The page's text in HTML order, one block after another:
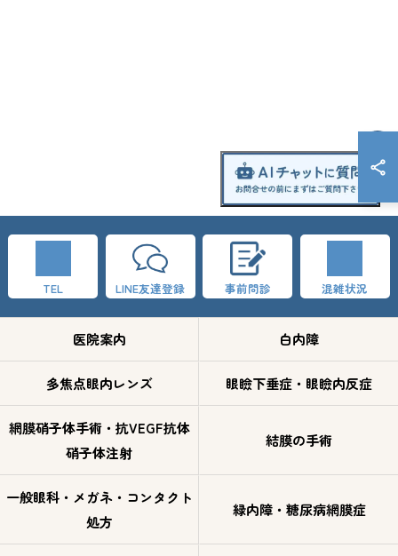
TEL LINE友達登録 事前問診 混雑状況
医院案内 白内障
多焦点眼内レンズ 眼瞼下垂症・眼瞼内反症
網膜硝子体手術・抗VEGF抗体
硝子体注射
結膜の手術
一般眼科・メガネ・コンタクト
処方
緑内障・糖尿病網膜症